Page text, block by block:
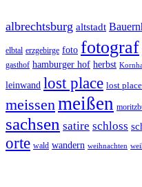
albrechtsburg altstadt
elbtal erzgebirge foto fotograf
gasthof hamburger hof herbst
leinwand lost place lost
meissenmeißen
sachsen satire schloss
orte wald wandern weihnachten